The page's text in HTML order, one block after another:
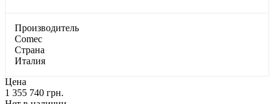
Производитель
Comec
Страна
Италия
Цена
1 355 740 грн.